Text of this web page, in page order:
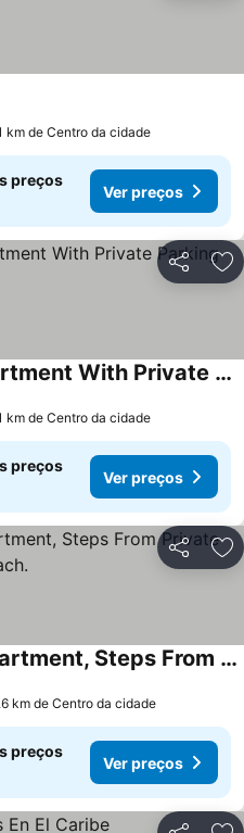
km de Centro da cidade
preços
Ver preços
Partilhar
Lovely 2-bedroom Apartment With Private Parking
km de Centro da cidade
preços
Ver preços
Partilhar
A Dreamy Vacation Apartment, Steps From Private Beach.
km de Centro da cidade
preços
Ver preços